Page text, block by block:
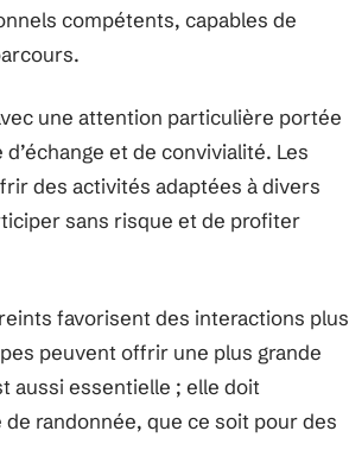
compétents, capables de
une attention particulière portée
et de convivialité. Les
des activités adaptées à divers
sans risque et de profiter
favorisent des interactions plus
peuvent offrir une plus grande
aussi essentielle ; elle doit
randonnée, que ce soit pour des